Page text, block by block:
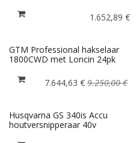
1.652,89 €
GTM Professional hakselaar
1800CWD met Loncin 24pk
7.644,63 € 9.250,00€
Husqvarna GS 340is Accu
houtversnipperaar 40v